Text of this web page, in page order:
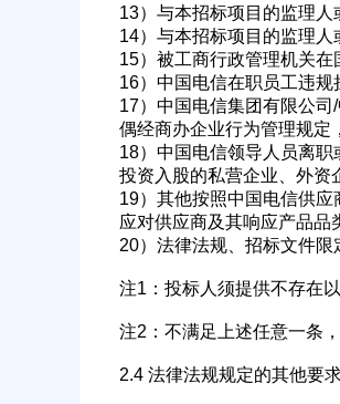
13）与本招标项目的监理人
14）与本招标项目的监理人
15）被工商行政管理机关在
16）中国电信在职员工违规
17）中国电信集团有限公
偶经商办企业行为管理规定
18）中国电信领导人员离职
投资入股的私营企业、外资
19）其他按照中国电信供应
应对供应商及其响应产品品
20）法律法规、招标文件限
注1：投标人须提供不存在
注2：不满足上述任意一条
2.4 法律法规规定的其他要